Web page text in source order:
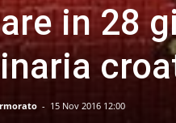
in 28
- 15 Nov 2016 12:00